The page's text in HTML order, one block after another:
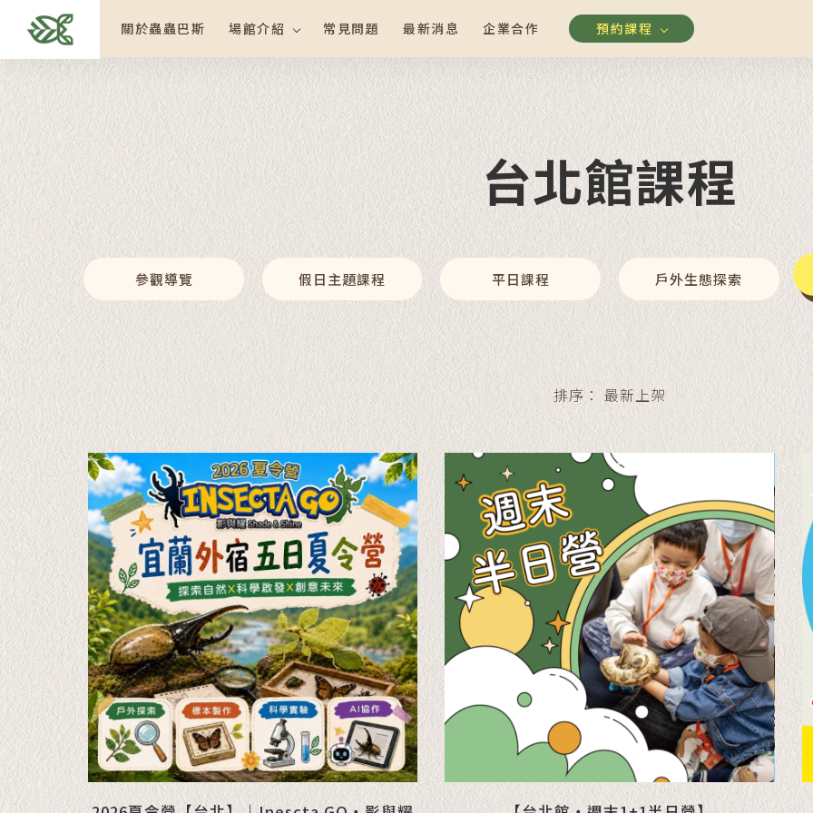
關於蟲蟲巴斯 場館介紹 常見問題 最新消息 企業合作 預約課程
台北館課程
參觀導覽 假日主題課程 平日課程 戶外生態探索
排序： 最新上架